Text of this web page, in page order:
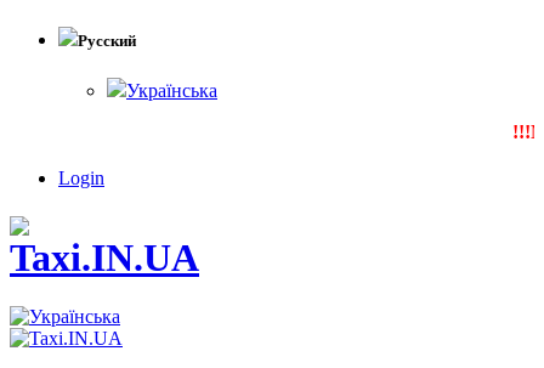
Русский
Українська
Login